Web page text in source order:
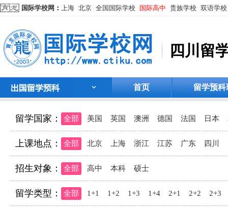
国际学校网 ： 上海 北京 全国国际学校 国际高中 贵族学校 双语学校
四川留
首页 留学预
留学国家： 全部 美国 英国 澳洲 德国 法国 日本
上课地点： 全部 北京 上海 浙江 江苏 广东 四川
招生对象： 全部 高中 本科 硕士
留学类型： 全部 1+1 1+2 1+3 1+4 2+1 2+2 2+3